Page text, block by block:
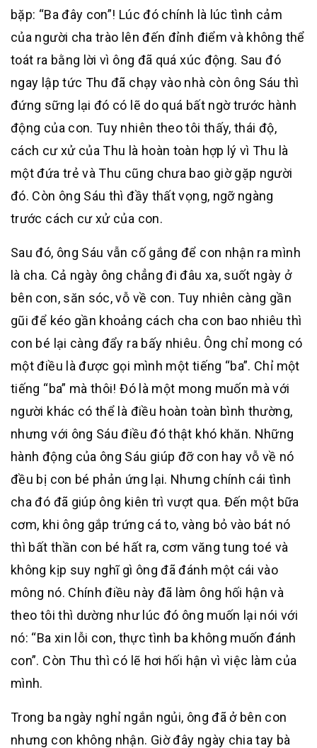
bặp: “Ba đây con”! Lúc đó chính là lúc tình cảm
của người cha trào lên đến đỉnh điểm và không thể
toát ra bằng lời vì ông đã quá xúc động. Sau đó
ngay lập tức Thu đã chạy vào nhà còn ông Sáu thì
đứng sững lại đó có lẽ do quá bất ngờ trước hành
động của con. Tuy nhiên theo tôi thấy, thái độ,
cách cư xử của Thu là hoàn toàn hợp lý vì Thu là
một đứa trẻ và Thu cũng chưa bao giờ gặp người
đó. Còn ông Sáu thì đầy thất vọng, ngỡ ngàng
trước cách cư xử của con.
Sau đó, ông Sáu vẫn cố gắng để con nhận ra mình
là cha. Cả ngày ông chẳng đi đâu xa, suốt ngày ở
bên con, săn sóc, vỗ về con. Tuy nhiên càng gần
gũi để kéo gần khoảng cách cha con bao nhiêu thì
con bé lại càng đẩy ra bấy nhiêu. Ông chỉ mong có
một điều là được gọi mình một tiếng “ba”. Chỉ một
tiếng “ba” mà thôi! Đó là một mong muốn mà với
người khác có thể là điều hoàn toàn bình thường,
nhưng với ông Sáu điều đó thật khó khăn. Những
hành động của ông Sáu giúp đỡ con hay vỗ về nó
đều bị con bé phản ứng lại. Nhưng chính cái tình
cha đó đã giúp ông kiên trì vượt qua. Đến một bữa
cơm, khi ông gắp trứng cá to, vàng bỏ vào bát nó
thì bất thần con bé hất ra, cơm văng tung toé và
không kịp suy nghĩ gì ông đã đánh một cái vào
mông nó. Chính điều này đã làm ông hối hận và
theo tôi thì dường như lúc đó ông muốn lại nói với
nó: “Ba xin lỗi con, thực tình ba không muốn đánh
con”. Còn Thu thì có lẽ hơi hối hận vì việc làm của
mình.
Trong ba ngày nghỉ ngắn ngủi, ông đã ở bên con
nhưng con không nhận. Giờ đây ngày chia tay bà